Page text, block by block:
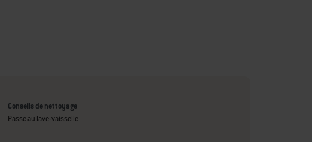
Conseils de nettoyage
Passe au lave-vaisselle